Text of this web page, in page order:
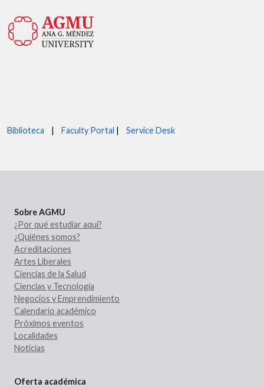
Biblioteca | Faculty Portal | Service Desk
Sobre AGMU
¿Por qué estudiar aquí?
¿Quiénes somos?
Acreditaciones
Artes Liberales
Ciencias de la Salud
Ciencias y Tecnología
Negocios y Emprendimiento
Calendario académico
Próximos eventos
Localidades
Noticias
Oferta académica